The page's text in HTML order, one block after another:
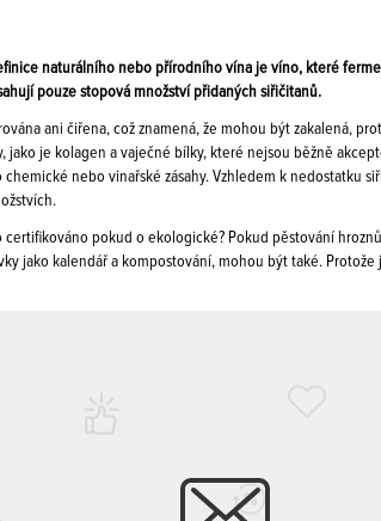
naturálního nebo přírodního vína je víno, které
pouze stopová množství přidaných siřičitanů.
ani čiřena, což znamená, že mohou být zakalená,
jako je kolagen a vaječné bílky, které nejsou běžně
nebo vinařské zásahy. Vzhledem k
certifikováno pokud o ekologické? Pokud pěstování
jako kalendář a kompostování, mohou být také.